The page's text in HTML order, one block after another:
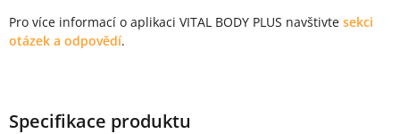
Pro více informací o aplikaci VITAL BODY PLUS navštivte sekci
otázek a odpovědí.
Specifikace produktu